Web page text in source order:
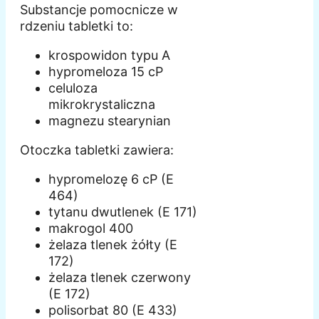
Substancje pomocnicze w
rdzeniu tabletki to:
krospowidon typu A
hypromeloza 15 cP
celuloza
mikrokrystaliczna
magnezu stearynian
Otoczka tabletki zawiera:
hypromelozę 6 cP (E
464)
tytanu dwutlenek (E 171)
makrogol 400
żelaza tlenek żółty (E
172)
żelaza tlenek czerwony
(E 172)
polisorbat 80 (E 433)